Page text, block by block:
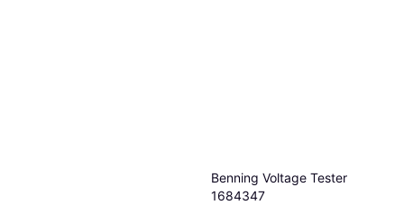
Benning Voltage Tester
1684347